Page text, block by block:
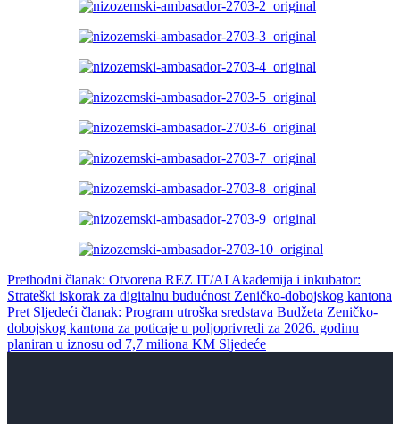
Prethodni članak: Otvorena REZ IT/AI Akademija i inkubator:
Strateški iskorak za digitalnu budućnost Zeničko-dobojskog kantona
Pret Sljedeći članak: Program utroška sredstava Budžeta Zeničko-
dobojskog kantona za poticaje u poljoprivredi za 2026. godinu
planiran u iznosu od 7,7 miliona KM Sljedeće